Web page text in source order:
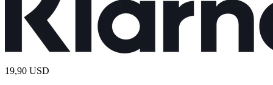
19,90 USD